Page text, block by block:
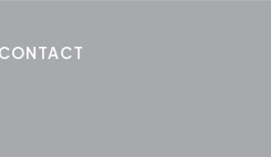
CONTACT